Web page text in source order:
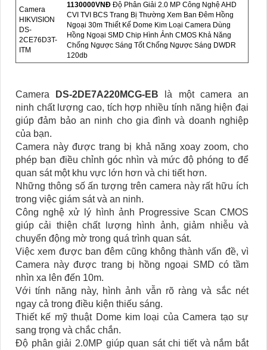
Camera
HIKVISION
DS-
2CE76D3T-
ITM
1130000VNÐ Độ Phân Giải 2.0 MP Công Nghệ AHD
CVI TVI BCS Trang Bị Thường Xem Ban Đêm Hồng
Ngoại 30m Thiết Kế Dome Kim Loại Camera Dùng
Hồng Ngoại SMD Chip Hình Ảnh CMOS Khả Năng
Chống Ngược Sáng Tốt Chống Ngược Sáng DWDR
120db
Camera DS-2DE7A220MCG-EB là một camera an
ninh chất lượng cao, tích hợp nhiều tính năng hiện đại
giúp đảm bảo an ninh cho gia đình và doanh nghiệp
của bạn.
Camera này được trang bị khả năng xoay zoom, cho
phép bạn điều chỉnh góc nhìn và mức độ phóng to để
quan sát một khu vực lớn hơn và chi tiết hơn.
Những thông số ấn tượng trên camera này rất hữu ích
trong việc giám sát và an ninh.
Công nghệ xử lý hình ảnh Progressive Scan CMOS
giúp cải thiện chất lượng hình ảnh, giảm nhiễu và
chuyển động mờ trong quá trình quan sát.
Việc xem được ban đêm cũng không thành vấn đề, vì
Camera này được trang bị hồng ngoại SMD có tầm
nhìn xa lên đến 10m.
Với tính năng này, hình ảnh vẫn rõ ràng và sắc nét
ngay cả trong điều kiện thiếu sáng.
Thiết kế mỹ thuật Dome kim loại của Camera tạo sự
sang trọng và chắc chắn.
Độ phân giải 2.0MP giúp quan sát chi tiết và nắm bắt